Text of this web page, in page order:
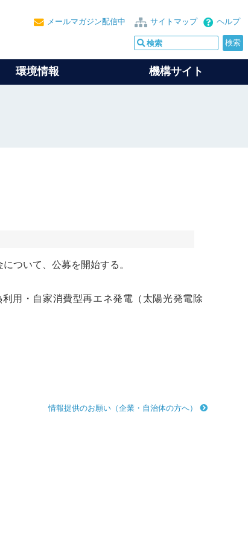
ヘルプ
サイトマップ
メールマガジン配信中
環境情報 機構サイト
ついて、公募を開始する。
用・自家消費型再エネ発電（ 太陽光発電 除
情報提供のお願い（企業・自治体の方へ）